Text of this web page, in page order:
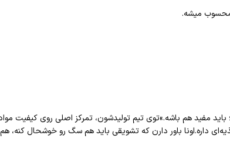
محسوب میشه.
مفید هم باشه.»توی تیم تولیدشون، تمرکز اصلی روی
داره.اونا باور دارن که تشویقی باید هم سگ رو خوشحال